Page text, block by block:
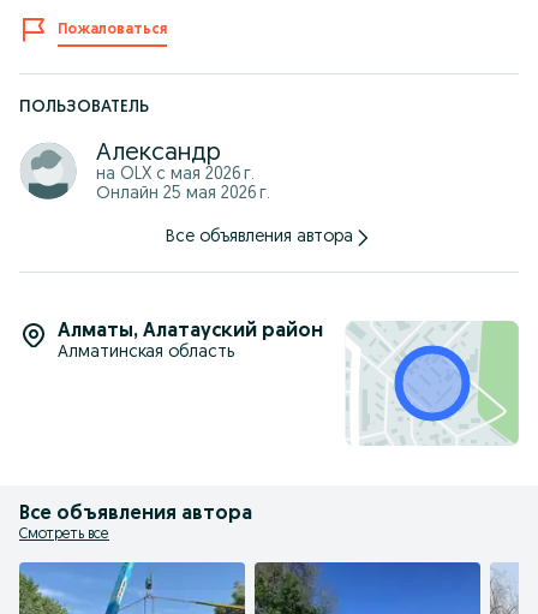
Пожаловаться
ПОЛЬЗОВАТЕЛЬ
Александр
на OLX с мая 2026 г.
Онлайн 25 мая 2026 г.
Все объявления автора
Алматы, Алатауский район
Алматинская область
Все объявления автора
Смотреть все